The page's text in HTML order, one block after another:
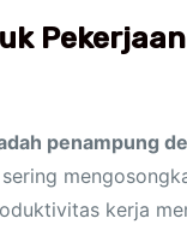
penampung
kerja